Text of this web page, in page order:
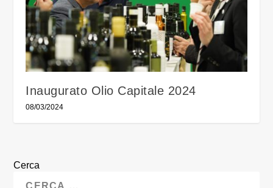
Inaugurato Olio Capitale 2024
08/03/2024
Cerca